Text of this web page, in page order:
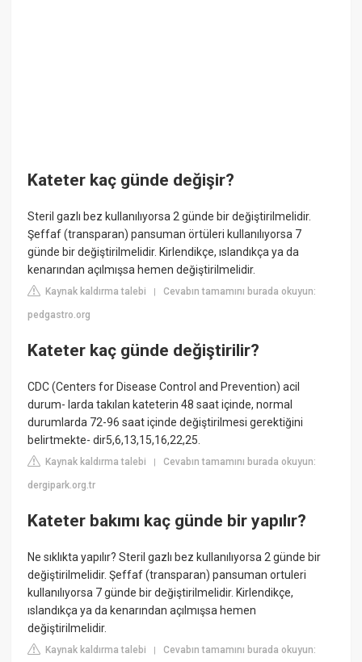
Kateter kaç günde değişir?
Steril gazlı bez kullanılıyorsa 2 günde bir değiştirilmelidir.
Şeffaf (transparan) pansuman örtüleri kullanılıyorsa 7
günde bir değiştirilmelidir. Kirlendikçe, ıslandıkça ya da
kenarından açılmışsa hemen değiştirilmelidir.
Kaynak kaldırma talebi |Cevabın tamamını burada okuyun:
pedgastro.org
Kateter kaç günde değiştirilir?
CDC (Centers for Disease Control and Prevention) acil
durum- larda takılan kateterin 48 saat içinde, normal
durumlarda 72-96 saat içinde değiştirilmesi gerektiğini
belirtmekte- dir5,6,13,15,16,22,25.
Kaynak kaldırma talebi |Cevabın tamamını burada okuyun:
dergipark.org.tr
Kateter bakımı kaç günde bir yapılır?
Ne sıklıkta yapılır? Steril gazlı bez kullanılıyorsa 2 günde bir
değiştirilmelidir. Şeffaf (transparan) pansuman ortuleri
kullanılıyorsa 7 günde bir değiştirilmelidir. Kirlendikçe,
ıslandıkça ya da kenarından açılmışsa hemen
değiştirilmelidir.
Kaynak kaldırma talebi |Cevabın tamamını burada okuyun: